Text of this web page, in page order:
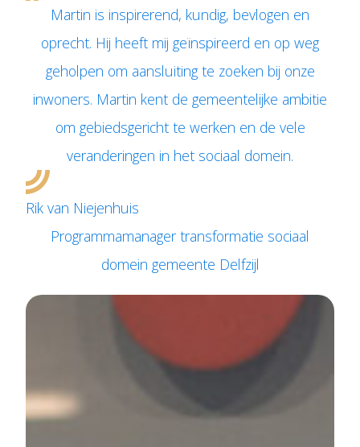
Martin is inspirerend, kundig, bevlogen en
oprecht. Hij heeft mij geïnspireerd en op weg
geholpen om aansluiting te zoeken bij onze
inwoners. Martin kent de gemeentelijke ambitie
om gebiedsgericht te werken en de vele
veranderingen in het sociaal domein.
Rik van Niejenhuis
Programmamanager transformatie sociaal
domein gemeente Delfzijl